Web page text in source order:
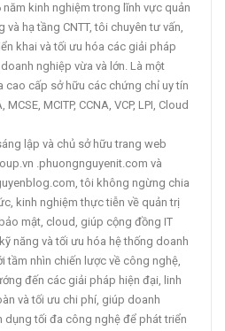
năm kinh nghiệm trong lĩnh vực quản
và hạ tầng CNTT, tôi chuyên tư vấn,
khai và tối ưu hóa các giải pháp
doanh nghiệp vừa và lớn. Là một
cao cấp sở hữu các chứng chỉ uy tín
MCSE, MCITP, CCNA, VCP, LPI, Cloud
lập và chủ sở hữu trang web
.phuongnguyenit.com và
tôi không ngừng chia
kinh nghiệm thực tiễn về quản trị
mật, cloud, giúp cộng đồng IT
năng và tối ưu hóa hệ thống doanh
tầm nhìn chiến lược về công nghệ,
đến các giải pháp hiện đại, linh
và tối ưu chi phí, giúp doanh
dụng tối đa công nghệ để phát triển